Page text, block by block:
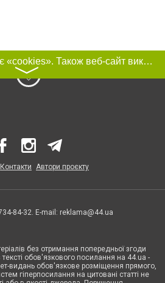
Цей сайт використовує «cookies». Також веб-сайт використовує інтернет-сервіс для збору технічних даних стосовно відвідувачів з метою отримання маркетингової та статистичної інформації. Умови обробки даних відвідувачів сайту див.
〉
Контакти Автори проєкту
84-32. E-mail: reklama@44.ua
без отримання попередньої згоди
обов'язкового посилання на 44.ua -
видань обов'язкове розміщення прямого,
гіперпосилання на цитовані статті не